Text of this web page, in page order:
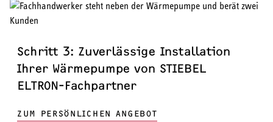
Schritt 3: Zuverlässige Installation
Ihrer Wärmepumpe von STIEBEL
ELTRON-Fachpartner
ZUM PERSÖNLICHEN ANGEBOT